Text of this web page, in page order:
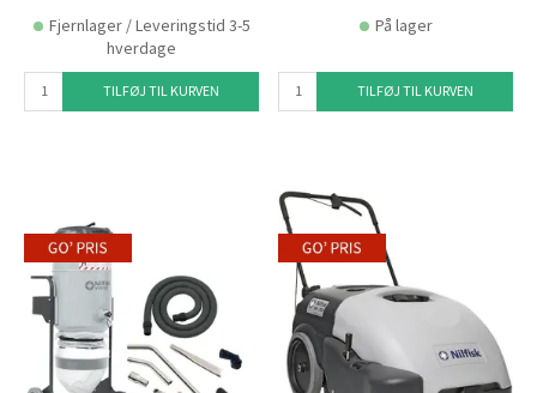
Fjernlager / Leveringstid 3-5
hverdage
TILFØJ TIL KURVEN
På lager
TILFØJ TIL KURVEN